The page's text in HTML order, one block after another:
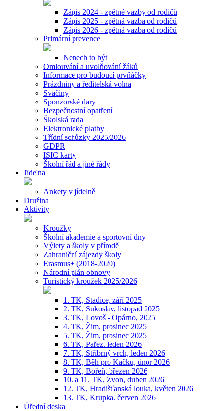
Zápis 2024 - zpětné vazby od rodičů
Zápis 2025 - zpětná vazba od rodičů
Zápis 2026 - zpětná vazba od rodičů
Primární prevence
Nenech to být
Omlouvání a uvolňování žáků
Informace pro budoucí prvňáčky
Prázdniny a ředitelská volna
Svačiny
Sponzorské dary
Bezpečnostní opatření
Školská rada
Elektronické platby
Třídní schůzky 2025/2026
GDPR
ISIC karty
Školní řád a jiné řády
Jídelna
Ankety v jídelně
Družina
Aktivity
Kroužky
Školní akademie a sportovní dny
Výlety a školy v přírodě
Zahraniční zájezdy školy
Erasmus+ (2018-2020)
Národní plán obnovy
Turistický kroužek 2025/2026
1. TK, Stadice, září 2025
2. TK, Sukoslav, listopad 2025
3. TK, Lovoš - Opárno, 2025
4. TK, Žim, prosinec 2025
5. TK, Žim, prosinec 2025
6. TK, Pařez. leden 2026
7. TK, Stříbrný vrch, leden 2026
8. TK, Běh pro Kačku, únor 2026
9. TK, Bořeň, březen 2026
10. a 11. TK, Zvon, duben 2026
12. TK, Hradišťanská louka, květen 2026
13. TK, Krupka. červen 2026
Úřední deska